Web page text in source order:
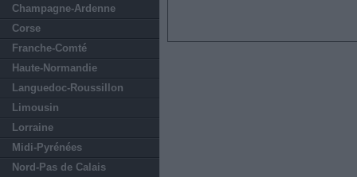
Champagne-Ardenne
Corse
Franche-Comté
Haute-Normandie
Languedoc-Roussillon
Limousin
Lorraine
Midi-Pyrénées
Nord-Pas de Calais